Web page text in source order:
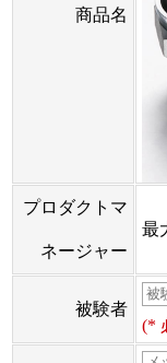
商品名
プロダクトマ
ネージャー
最
被験者
(*